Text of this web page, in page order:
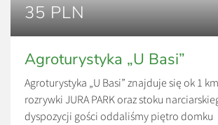
35 PLN
Agroturystyka „U Basi”
Agroturystyka „U Basi” znajduje się ok 1
rozrywki JURA PARK oraz stoku
dyspozycji gości oddaliśmy piętro domku